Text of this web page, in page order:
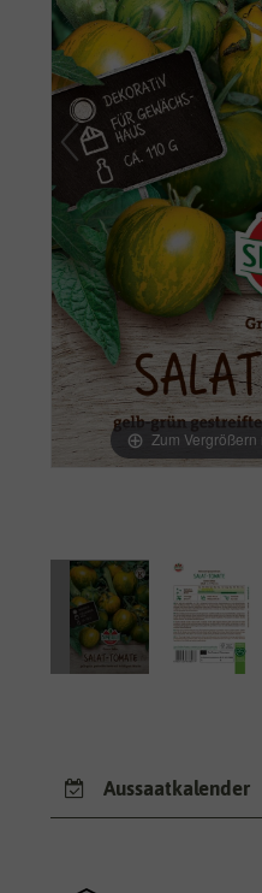
Zum Vergrößern
Aussaatkalender